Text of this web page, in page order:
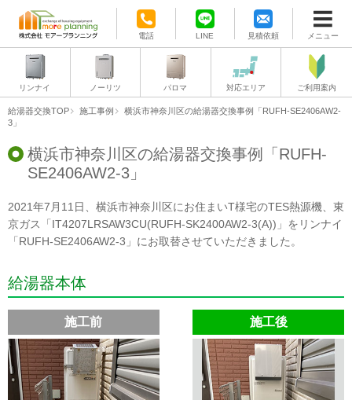
電話 LINE 見積依頼 メニュー
リンナイ ノーリツ パロマ 対応エリア ご利用案内
給湯器交換TOP 施工事例
横浜市神奈川区の給湯器交換事例「RUFH-SE2406AW2-
3」
横浜市神奈川区の給湯器交換事例「RUFH-
SE2406AW2-3」
2021年7月11日、横浜市神奈川区にお住まいT様宅のTES熱源機、東
京ガス「IT4207LRSAW3CU(RUFH-SK2400AW2-3(A))」をリンナイ
「RUFH-SE2406AW2-3」にお取替させていただきました。
給湯器本体
施工前 施工後